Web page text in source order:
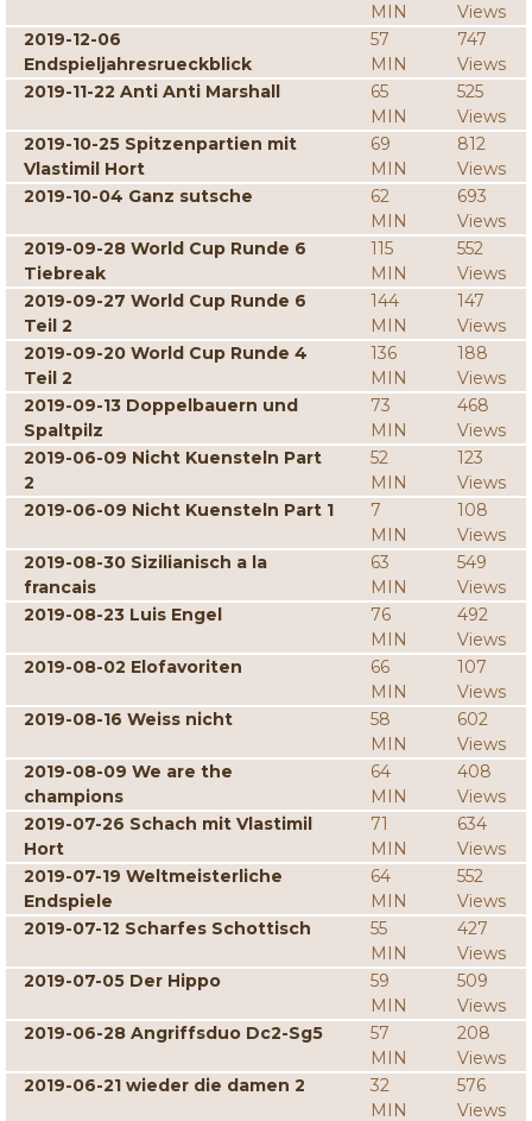
MIN
Views
2019-12-06
Endspieljahresrueckblick
57
MIN
747
Views
2019-11-22 Anti Anti Marshall
65
MIN
525
Views
2019-10-25 Spitzenpartien mit
Vlastimil Hort
69
MIN
812
Views
2019-10-04 Ganz sutsche
62
MIN
693
Views
2019-09-28 World Cup Runde 6
Tiebreak
115
MIN
552
Views
2019-09-27 World Cup Runde 6
Teil 2
144
MIN
147
Views
2019-09-20 World Cup Runde 4
Teil 2
136
MIN
188
Views
2019-09-13 Doppelbauern und
Spaltpilz
73
MIN
468
Views
2019-06-09 Nicht Kuensteln Part
2
52
MIN
123
Views
2019-06-09 Nicht Kuensteln Part 1
7
MIN
108
Views
2019-08-30 Sizilianisch a la
francais
63
MIN
549
Views
2019-08-23 Luis Engel
76
MIN
492
Views
2019-08-02 Elofavoriten
66
MIN
107
Views
2019-08-16 Weiss nicht
58
MIN
602
Views
2019-08-09 We are the
champions
64
MIN
408
Views
2019-07-26 Schach mit Vlastimil
Hort
71
MIN
634
Views
2019-07-19 Weltmeisterliche
Endspiele
64
MIN
552
Views
2019-07-12 Scharfes Schottisch
55
MIN
427
Views
2019-07-05 Der Hippo
59
MIN
509
Views
2019-06-28 Angriffsduo Dc2-Sg5
57
MIN
208
Views
2019-06-21 wieder die damen 2
32
MIN
576
Views